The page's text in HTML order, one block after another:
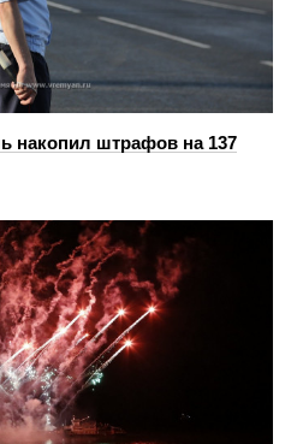
накопил штрафов на 137